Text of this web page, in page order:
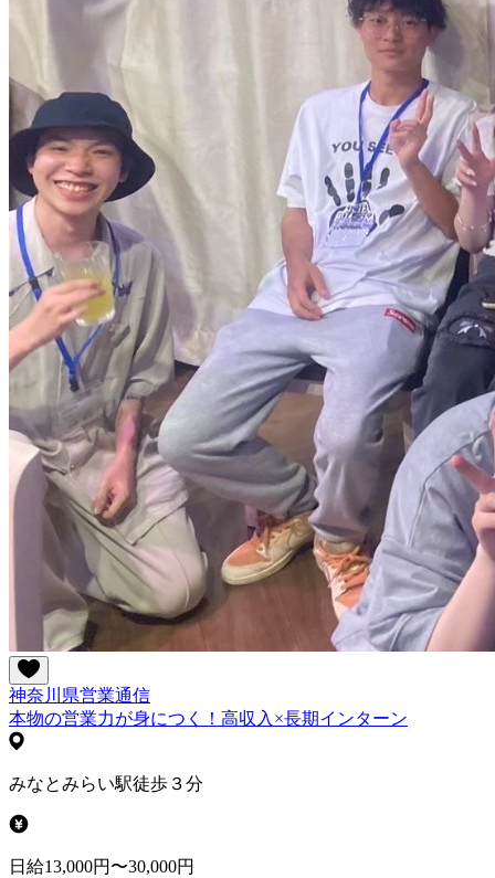
神奈川県営業通信
本物の営業力が身につく！高収入×長期インターン
みなとみらい駅徒歩３分
日給13,000円〜30,000円